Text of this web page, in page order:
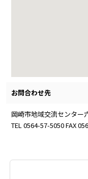
お問合わせ先
岡崎市地域交流センター
TEL 0564-57-5050 FAX